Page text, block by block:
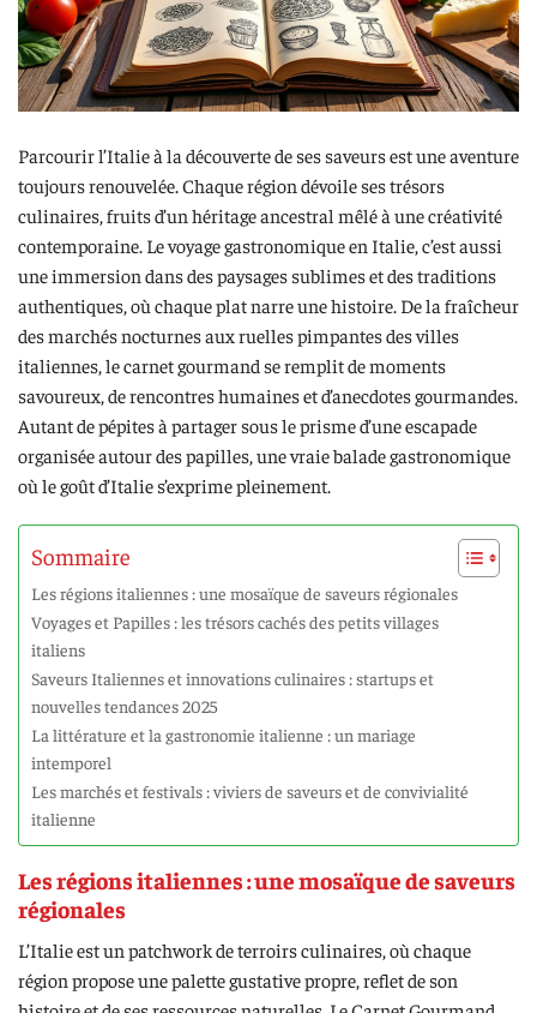
Parcourir l’Italie à la découverte de ses saveurs est une aventure
toujours renouvelée. Chaque région dévoile ses trésors
culinaires, fruits d’un héritage ancestral mêlé à une créativité
contemporaine. Le voyage gastronomique en Italie, c’est aussi
une immersion dans des paysages sublimes et des traditions
authentiques, où chaque plat narre une histoire. De la fraîcheur
des marchés nocturnes aux ruelles pimpantes des villes
italiennes, le carnet gourmand se remplit de moments
savoureux, de rencontres humaines et d’anecdotes gourmandes.
Autant de pépites à partager sous le prisme d’une escapade
organisée autour des papilles, une vraie balade gastronomique
où le goût d’Italie s’exprime pleinement.
Sommaire
Les régions italiennes : une mosaïque de saveurs régionales
Voyages et Papilles : les trésors cachés des petits villages
italiens
Saveurs Italiennes et innovations culinaires : startups et
nouvelles tendances 2025
La littérature et la gastronomie italienne : un mariage
intemporel
Les marchés et festivals : viviers de saveurs et de convivialité
italienne
Les régions italiennes : une mosaïque de saveurs
régionales
L’Italie est un patchwork de terroirs culinaires, où chaque
région propose une palette gustative propre, reflet de son